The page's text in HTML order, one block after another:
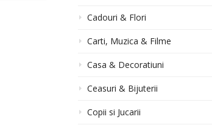
Cadouri & Flori
Carti, Muzica & Filme
Casa & Decoratiuni
Ceasuri & Bijuterii
Copii si Jucarii